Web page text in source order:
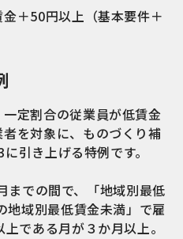
＋50円以上（基本要件＋
定割合の従業員が低賃金
を対象に、ものづくり補
引き上げる特例です。
での間で、「地域別最低
域別最低賃金未満」で雇
である月が３か月以上。